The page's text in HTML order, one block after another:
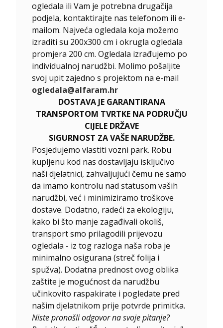
ogledala ili Vam je potrebna drugačija
podjela, kontaktirajte nas telefonom ili e-
mailom. Najveća ogledala koja možemo
izraditi su 200x300 cm i okrugla ogledala
promjera 200 cm. Ogledala izrađujemo po
individualnoj narudžbi. Molimo pošaljite
svoj upit zajedno s projektom na e-mail
ogledala@alfaram.hr
DOSTAVA JE GARANTIRANA
TRANSPORTOM TVRTKE NA PODRUČJU
CIJELE DRŽAVE
SIGURNOST ZA VAŠE NARUDŽBE.
Posjedujemo vlastiti vozni park. Robu
kupljenu kod nas dostavljaju isključivo
naši djelatnici, zahvaljujući čemu ne samo
da imamo kontrolu nad statusom vaših
narudžbi, već i minimiziramo troškove
dostave. Dodatno, radeći za ekologiju,
kako bi što manje zagađivali okoliš,
transport smo prilagodili prijevozu
ogledala - iz tog razloga naša roba je
minimalno osigurana (streč folija i
spužva). Dodatna prednost ovog oblika
zaštite je mogućnost da narudžbu
učinkovito raspakirate i pogledate pred
našim djelatnikom prije potvrde primitka.
Niste pronašli odgovor na svoje pitanje?